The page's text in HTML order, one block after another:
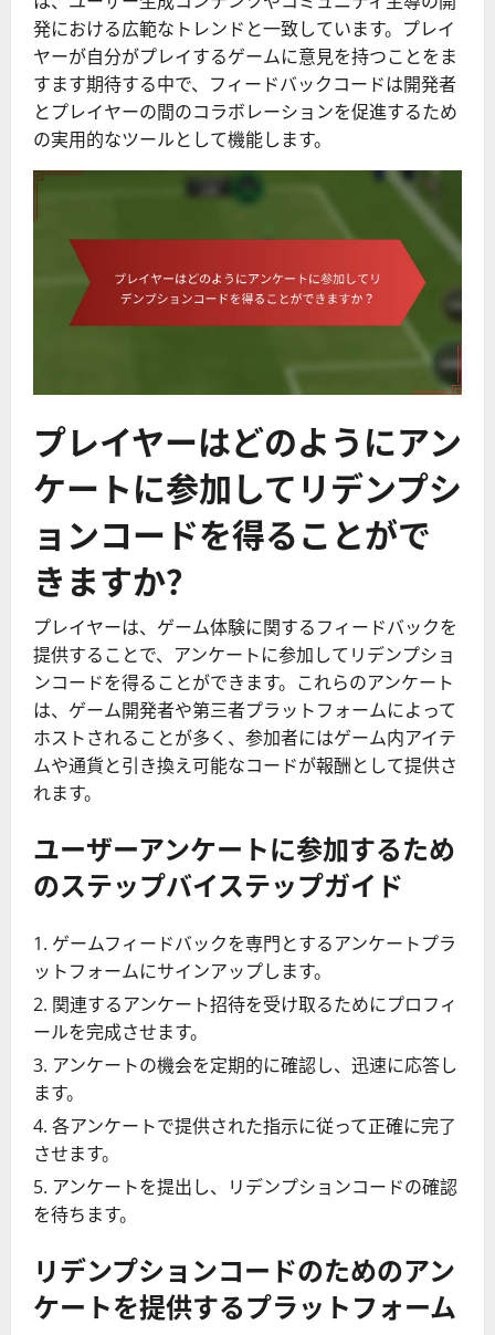
発における広範なトレンドと一致しています。プレイ
ヤーが自分がプレイするゲームに意見を持つことをま
すます期待する中で、フィードバックコードは開発者
とプレイヤーの間のコラボレーションを促進するため
の実用的なツールとして機能します。
プレイヤーはどのようにアン
ケートに参加してリデンプシ
ョンコードを得ることがで
きますか？
プレイヤーは、ゲーム体験に関するフィードバックを
提供することで、アンケートに参加してリデンプショ
ンコードを得ることができます。これらのアンケート
は、ゲーム開発者や第三者プラットフォームによって
ホストされることが多く、参加者にはゲーム内アイテ
ムや通貨と引き換え可能なコードが報酬として提供さ
れます。
ユーザーアンケートに参加するため
のステップバイステップガイド
ゲームフィードバックを専門とするアンケートプラ
ットフォームにサインアップします。
関連するアンケート招待を受け取るためにプロフィ
ールを完成させます。
アンケートの機会を定期的に確認し、迅速に応答し
ます。
各アンケートで提供された指示に従って正確に完了
させます。
アンケートを提出し、リデンプションコードの確認
を待ちます。
リデンプションコードのためのアン
ケートを提供するプラットフォーム